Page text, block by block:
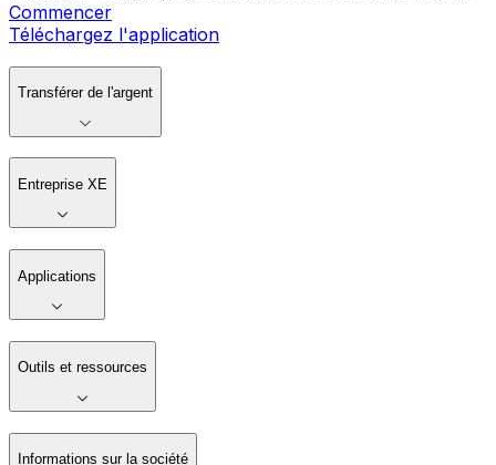
Commencer
Téléchargez l'application
Transférer de l'argent
Entreprise XE
Applications
Outils et ressources
Informations sur la société